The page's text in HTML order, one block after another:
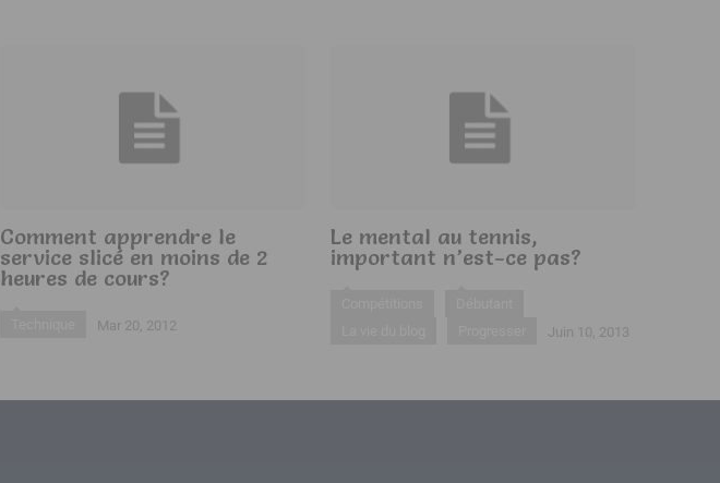
Comment apprendre le
service slicé en moins de 2
heures de cours?
Mar 20, 2012
Le mental au tennis,
important n’est-ce pas?
Juin 10, 2013